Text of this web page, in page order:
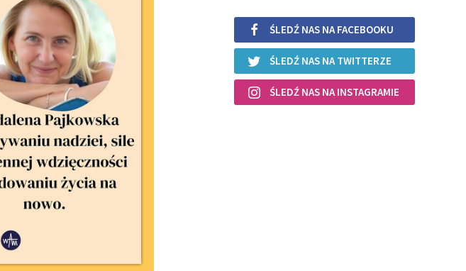
ŚLEDŹ NAS NA FACEBOOKU
ŚLEDŹ NAS NA TWITTERZE
ŚLEDŹ NAS NA INSTAGRAMIE